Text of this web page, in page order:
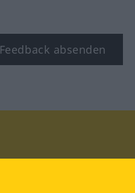
Feedback absenden